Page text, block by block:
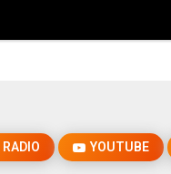
RADIO YOUTUBE